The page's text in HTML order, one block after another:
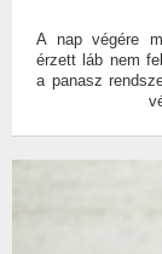
A nap végére
érzett láb nem
a panasz